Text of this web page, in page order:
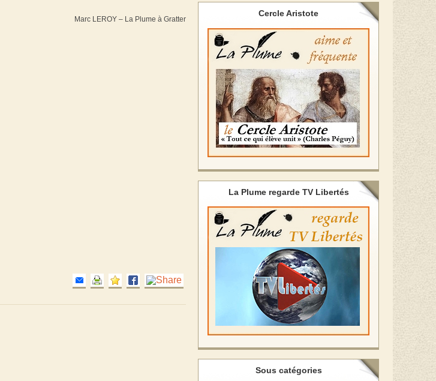
Marc LEROY – La Plume à Gratter
Cercle Aristote
La Plume regarde TV Libertés
Sous catégories